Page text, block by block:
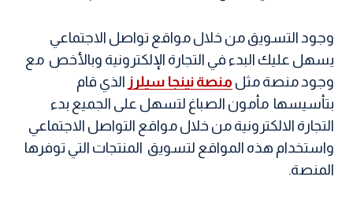
وجود التسويق من خلال مواقع تواصل الاجتماعي
يسهل عليك البدء في التجارة الإلكترونية وبالأخص مع
وجود منصة مثل منصة نينجا سيلرز الذي قام
بتأسيسها مأمون الصباغ لتسهل على الجميع بدء
التجارة الالكترونية من خلال مواقع التواصل الاجتماعي
واستخدام هذه المواقع لتسويق المنتجات التي توفرها
المنصة.